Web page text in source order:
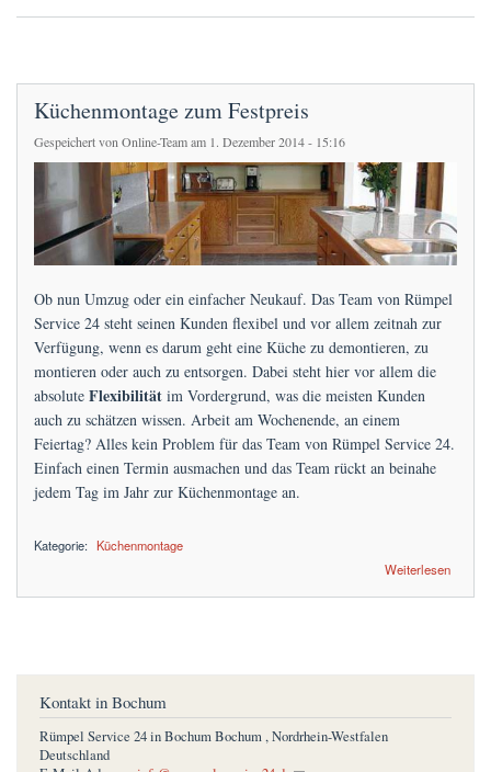
Küchenmontage zum Festpreis
Gespeichert von Online-Teamam 1. Dezember 2014 - 15:16
Ob nun Umzug oder ein einfacher Neukauf. Das Team von Rümpel
Service 24 steht seinen Kunden flexibel und vor allem zeitnah zur
Verfügung, wenn es darum geht eine Küche zu demontieren, zu
montieren oder auch zu entsorgen. Dabei steht hier vor allem die
absolute Flexibilität im Vordergrund, was die meisten Kunden
auch zu schätzen wissen. Arbeit am Wochenende, an einem
Feiertag? Alles kein Problem für das Team von Rümpel Service 24.
Einfach einen Termin ausmachen und das Team rückt an beinahe
jedem Tag im Jahr zur Küchenmontage an.
Kategorie: Küchenmontage
Weiterlesen
Kontakt in Bochum
Rümpel Service 24 in BochumBochum,Nordrhein-Westfalen
Deutschland